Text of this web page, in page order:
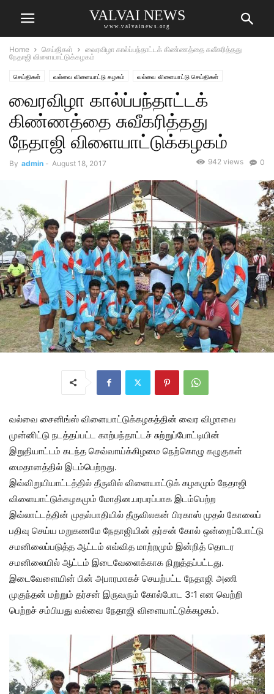
VALVAI NEWS
www.valvainews.org
Home செய்திகள்
வைரவிழா கால்ப்பந்தாட்டக் கிண்ணத்தை சுவீகரித்தது
நேதாஜி விளையாட்டுக்கழகம்
செய்திகள் வல்வை விளையாட்டு கழகம் வல்வை விளையாட்டு செய்திகள்
வைரவிழா கால்ப்பந்தாட்டக்
கிண்ணத்தை சுவீகரித்தது
நேதாஜி விளையாட்டுக்கழகம்
By admin - August 18, 2017 0
942 views
வல்வை சைனிங்ஸ் விளையாட்டுக்கழகத்தின் வைர விழாவை
முன்னிட்டு நடத்தப்பட்ட காற்பந்தாட்டச் சுற்றுப்போட்டியின்
இறுதியாட்டம் கடந்த செவ்வாய்க்கிழமை நெற்கொழு கழுகுகள்
மைதானத்தில் இடம்பெற்றது.
இவ்விறுயியாட்டத்தில் தீருவில் விளையாட்டுக் கழகமும் நேதாஜி
விளையாட்டுக்கழகமும் மோதின.பரபரப்பாக இடம்பெற்ற
இவ்லாட்டத்தின் முதல்பாதியில் தீருவிலகன் பிரகாஸ் முதல் கோலைப்
பதிவு செய்ய மறுகணமே நேதாஜியின் தர்சன் கோல் ஒன்றைப்போட்டு
சமனிலைப்படுத்த ஆட்டம் எவ்வித மாற்றமும் இன்றித் தொடர
சமனிலையில் ஆட்டம் இடைவேளைக்காக நிறுத்தப்பட்டது.
இடைவேளையின் பின் அபாரமாகச் செயற்பட்ட நேதாஜி அணி
முகுந்தன் மற்றும் தர்சன் இருவரும் கோல்போட 3:1 என வெற்றி
பெற்றச் சம்பியது வல்வை நேதாஜி விளையாட்டுக்கழகம்.